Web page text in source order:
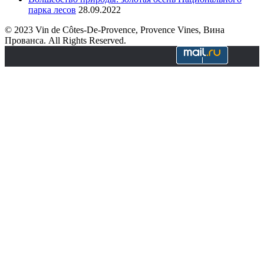
парка лесов 28.09.2022
© 2023 Vin de Côtes-De-Provence, Provence Vines, Вина
Прованса. All Rights Reserved.